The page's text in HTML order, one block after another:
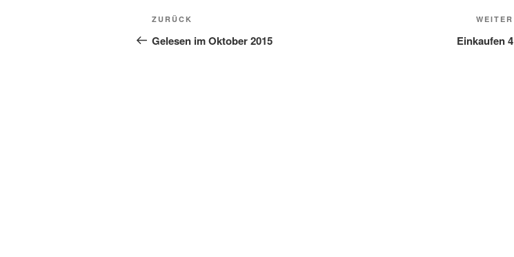
Beitragsnavigation
Vorheriger
Beitrag
ZURÜCK
Gelesen im Oktober 2015
WEITER
Einkaufen 4